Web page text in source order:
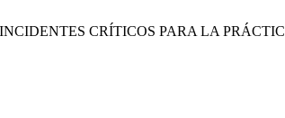
CRÍTICOS PARA LA